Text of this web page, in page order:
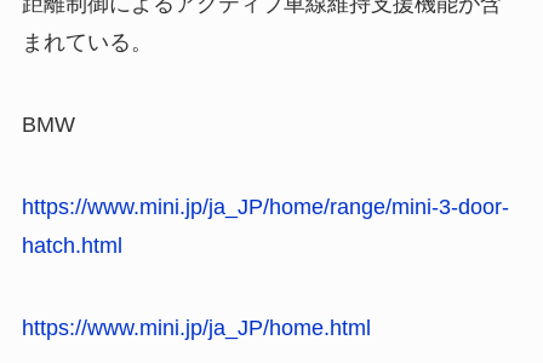
まれている。
BMW
https://www.mini.jp/ja_JP/home/range/mini-3-door-
hatch.html
https://www.mini.jp/ja_JP/home.html